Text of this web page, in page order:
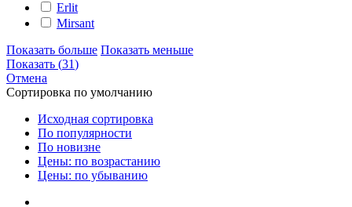
Erlit
Mirsant
Показать больше Показать меньше
Показать (31)
Отмена
Сортировка по умолчанию
Исходная сортировка
По популярности
По новизне
Цены: по возрастанию
Цены: по убыванию